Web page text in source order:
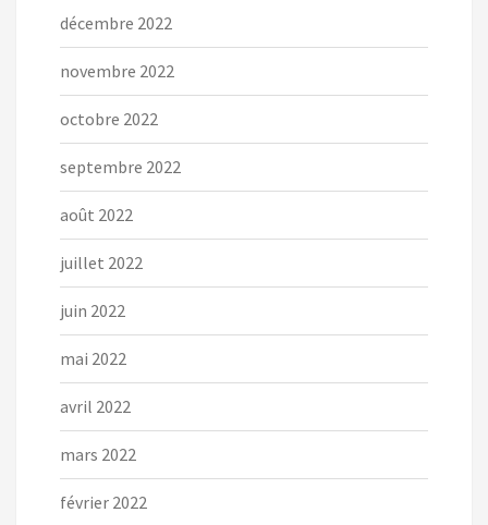
décembre 2022
novembre 2022
octobre 2022
septembre 2022
août 2022
juillet 2022
juin 2022
mai 2022
avril 2022
mars 2022
février 2022